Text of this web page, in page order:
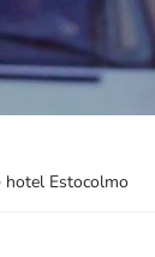
hotel Estocolmo